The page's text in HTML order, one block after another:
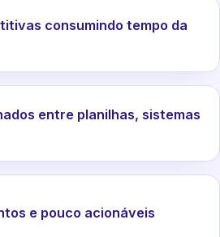
consumindo tempo da
entre planilhas, sistemas
e pouco acionáveis